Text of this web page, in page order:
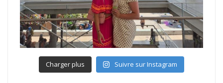
Charger plus Suivre sur Instagram